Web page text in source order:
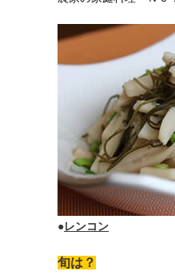
●レンコン
旬は？